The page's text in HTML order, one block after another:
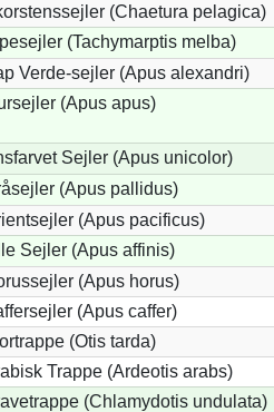
(Chaetura pelagica)
(Tachymarptis melba)
Verde-sejler (Apus alexandri)
(Apus apus)
Sejler (Apus unicolor)
(Apus pallidus)
(Apus pacificus)
Sejler (Apus affinis)
(Apus horus)
(Apus caffer)
(Otis tarda)
Trappe (Ardeotis arabs)
(Chlamydotis undulata)